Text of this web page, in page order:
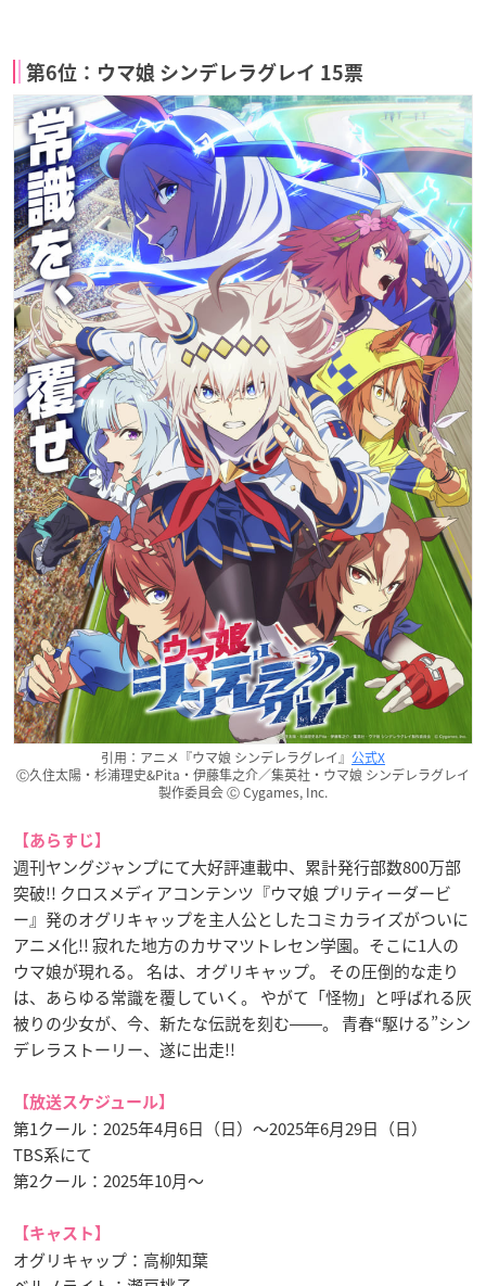
第6位：ウマ娘 シンデレラグレイ 15票
引用：アニメ『ウマ娘 シンデレラグレイ』 公式X
Ⓒ久住太陽・杉浦理史&Pita・伊藤隼之介／集英社・ウマ娘 シンデレラグレイ
製作委員会 Ⓒ Cygames, Inc.
【あらすじ】
週刊ヤングジャンプにて大好評連載中、累計発行部数800万部
突破!! クロスメディアコンテンツ『ウマ娘 プリティーダービ
ー』発のオグリキャップを主人公としたコミカライズがついに
アニメ化!! 寂れた地方のカサマツトレセン学園。そこに1人の
ウマ娘が現れる。 名は、オグリキャップ。 その圧倒的な走り
は、あらゆる常識を覆していく。 やがて「怪物」と呼ばれる灰
被りの少女が、今、新たな伝説を刻む――。 青春“駆ける”シン
デレラストーリー、遂に出走!!
【放送スケジュール】
第1クール：2025年4月6日（日）～2025年6月29日（日）
TBS系にて
第2クール：2025年10月〜
【キャスト】
オグリキャップ：高柳知葉